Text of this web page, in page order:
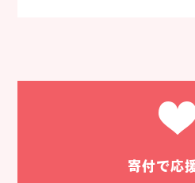
寄付で応